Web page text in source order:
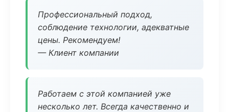
Профессиональный подход,
соблюдение технологии, адекватные
цены. Рекомендуем!
— Клиент компании
Работаем с этой компанией уже
несколько лет. Всегда качественно и